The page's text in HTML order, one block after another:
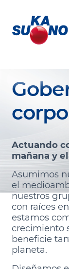
Actuando
mañana y
Asumimos
el
nuestros
con raíces
estamos
crecimiento
beneficie
planeta.